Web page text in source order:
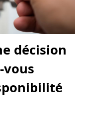
décision
vous